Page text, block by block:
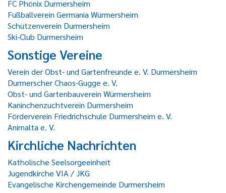
FC Phönix Durmersheim
Fußballverein Germania Würmersheim
Schützenverein Durmersheim
Ski-Club Durmersheim
Sonstige Vereine
Verein der Obst- und Gartenfreunde e. V. Durmersheim
Durmerscher Chaos-Gugge e. V.
Obst- und Gartenbauverein Würmersheim
Kaninchenzuchtverein Durmersheim
Förderverein Friedrichschule Durmersheim e. V.
Animalta e. V.
Kirchliche Nachrichten
Katholische Seelsorgeeinheit
Jugendkirche VIA / JKG
Evangelische Kirchengemeinde Durmersheim